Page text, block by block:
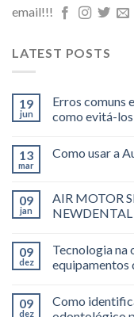
email!!!
LATEST POSTS
19
jun
Erros comuns
como evitá-los
13
mar
Como usar a
09
jan
AIR MOTOR
NEWDENTAL
09
dez
Tecnologia na
equipamentos
09
dez
Como